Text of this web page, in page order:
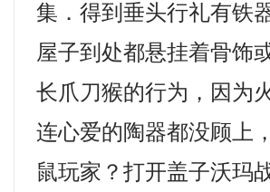
集．得到垂头行礼有
屋子到处都悬挂着骨饰
长爪刀猴的行为，因为
连心爱的陶器都没顾上
鼠玩家？打开盖子沃玛